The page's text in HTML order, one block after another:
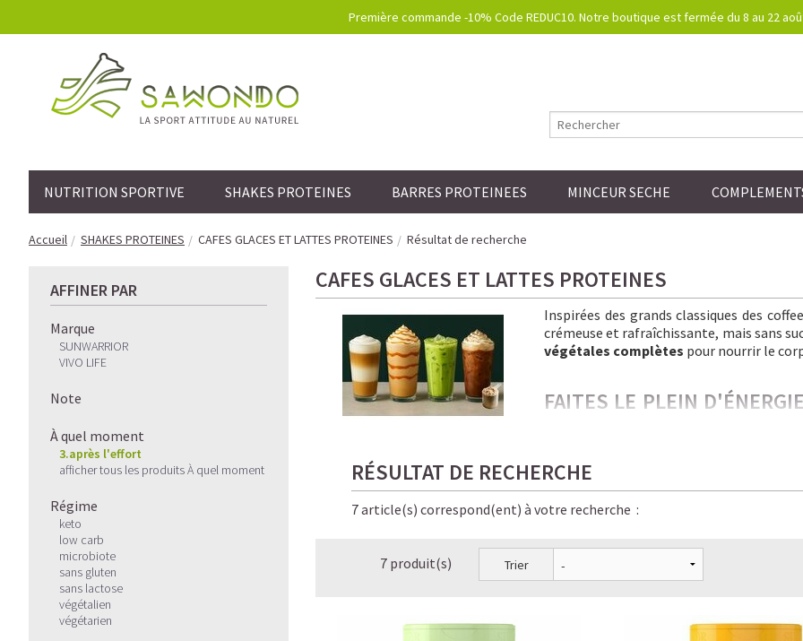
Première commande -10% Code REDUC10. Notre boutique est fermée du 8 au 22
NUTRITION SPORTIVE SHAKES PROTEINES BARRES PROTEINEES MINCEUR SECHE
Accueil SHAKES PROTEINES CAFES GLACES ET LATTES PROTEINES Résultat de recherche
AFFINER PAR
Marque
SUNWARRIOR
VIVO LIFE
Note
À quel moment
3.après l'effort
afficher tous les produits À quel moment
Régime
keto
low carb
microbiote
sans gluten
sans lactose
végétalien
végétarien
CAFES GLACES ET LATTES PROTEINES
Inspirées des grands classiques des
crémeuse et rafraîchissante, mais sans
végétales complètes pour nourrir le
FAITES LE PLEIN
Froides, onctueuses, irrésistiblement
amateurs de café… et de bien-être.
Ici, chaque gorgée allie saveur, énergie
✨ Le résultat ? Une énergie stable, pas
RÉSULTAT DE RECHERCHE
7 article(s) correspond(ent) à votre recherche :
7 produit(s) Trier